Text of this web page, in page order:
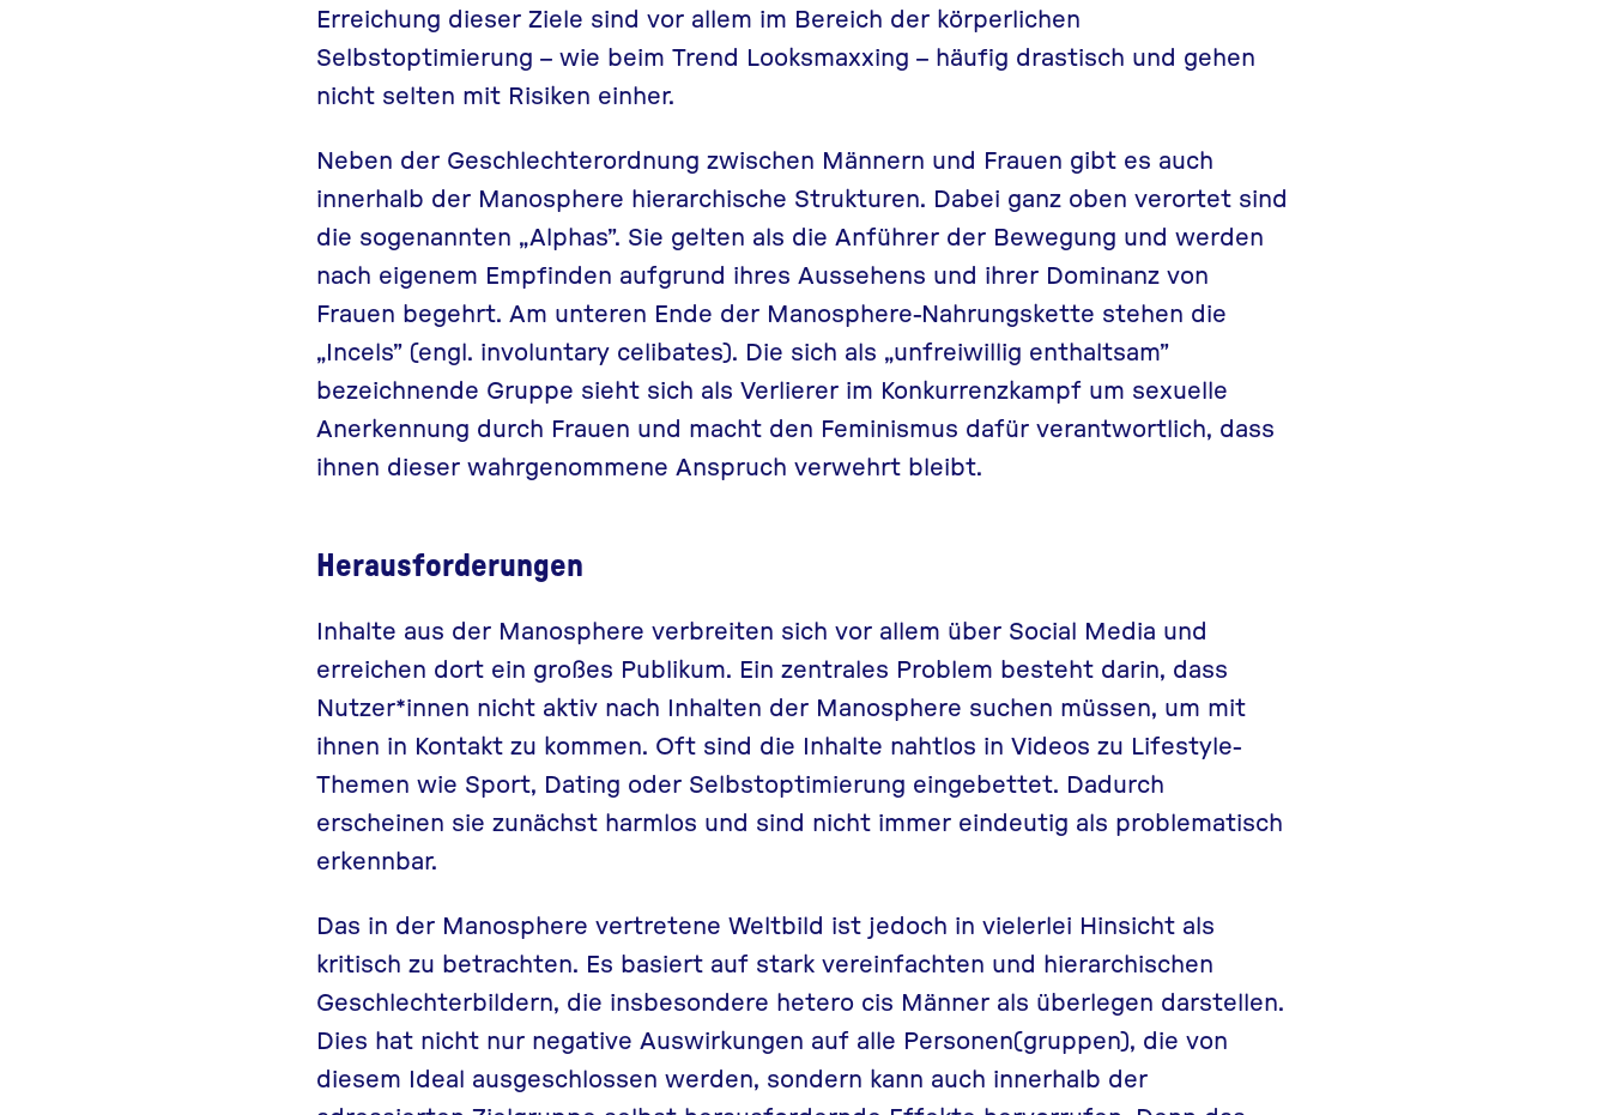
Erreichung dieser Ziele sind vor allem im Bereich der körperlichen
Selbstoptimierung – wie beim Trend Looksmaxxing – häufig drastisch und gehen
nicht selten mit Risiken einher.
Neben der Geschlechterordnung zwischen Männern und Frauen gibt es auch
innerhalb der Manosphere hierarchische Strukturen. Dabei ganz oben verortet sind
die sogenannten „Alphas”. Sie gelten als die Anführer der Bewegung und werden
nach eigenem Empfinden aufgrund ihres Aussehens und ihrer Dominanz von
Frauen begehrt. Am unteren Ende der Manosphere-Nahrungskette stehen die
„Incels” (engl. involuntary celibates). Die sich als „unfreiwillig enthaltsam”
bezeichnende Gruppe sieht sich als Verlierer im Konkurrenzkampf um sexuelle
Anerkennung durch Frauen und macht den Feminismus dafür verantwortlich, dass
ihnen dieser wahrgenommene Anspruch verwehrt bleibt.
Herausforderungen
Inhalte aus der Manosphere verbreiten sich vor allem über Social Media und
erreichen dort ein großes Publikum. Ein zentrales Problem besteht darin, dass
Nutzer*innen nicht aktiv nach Inhalten der Manosphere suchen müssen, um mit
ihnen in Kontakt zu kommen. Oft sind die Inhalte nahtlos in Videos zu Lifestyle-
Themen wie Sport, Dating oder Selbstoptimierung eingebettet. Dadurch
erscheinen sie zunächst harmlos und sind nicht immer eindeutig als problematisch
erkennbar.
Das in der Manosphere vertretene Weltbild ist jedoch in vielerlei Hinsicht als
kritisch zu betrachten. Es basiert auf stark vereinfachten und hierarchischen
Geschlechterbildern, die insbesondere hetero cis Männer als überlegen darstellen.
Dies hat nicht nur negative Auswirkungen auf alle Personen(gruppen), die von
diesem Ideal ausgeschlossen werden, sondern kann auch innerhalb der